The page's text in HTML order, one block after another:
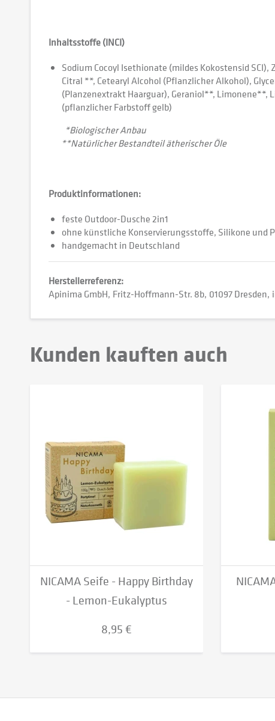
Inhaltsstoffe (INCI)
Sodium Cocoyl Isethionate (mildes Kokostensid
Citral **, Cetearyl Alcohol (Pflanzlicher Alkohol),
(Planzenextrakt Haarguar), Geraniol**, Limonene**,
(pflanzlicher Farbstoff gelb)
*Biologischer Anbau
**Natürlicher Bestandteil ätherischer Öle
Produktinformationen:
feste Outdoor-Dusche 2in1
ohne künstliche Konservierungsstoffe, Silikone und
handgemacht in Deutschland
Herstellerreferenz:
Apinima GmbH Fritz-Hoffmann-Str. 8b 01097 Dresden
Kunden kauften auch
NICAMA Seife - Happy Birthday
- Lemon-Eukalyptus
8,95 €